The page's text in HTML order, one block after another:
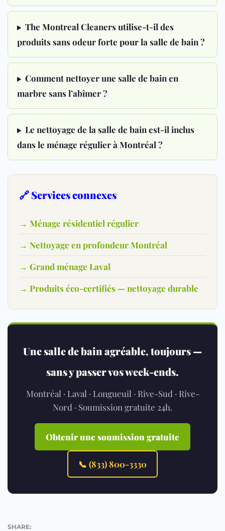
The Montreal Cleaners utilise-t-il des
produits sans odeur forte pour la salle de bain ?
Comment nettoyer une salle de bain en
marbre sans l’abîmer ?
Le nettoyage de la salle de bain est-il inclus
dans le ménage régulier à Montréal ?
🔗 Services connexes
→ Ménage résidentiel régulier
→ Nettoyage en profondeur Montréal
→ Grand ménage Laval
→ Produits éco-certifiés — nettoyage durable
Une salle de bain agréable, toujours —
sans y passer vos week-ends.
Montréal · Laval · Longueuil · Rive-Sud · Rive-
Nord · Soumission gratuite 24h.
Obtenir une soumission gratuite
📞 (833) 800-3330